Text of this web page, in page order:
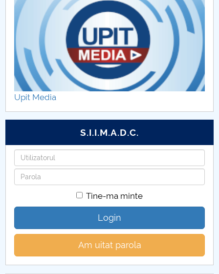
Upit Media
S.I.I.M.A.D.C.
Utilizatorul
Parola
Tine-ma minte
Login
Am uitat parola